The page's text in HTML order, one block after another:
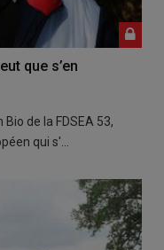
que s’en
de la FDSEA 53,
qui s'…